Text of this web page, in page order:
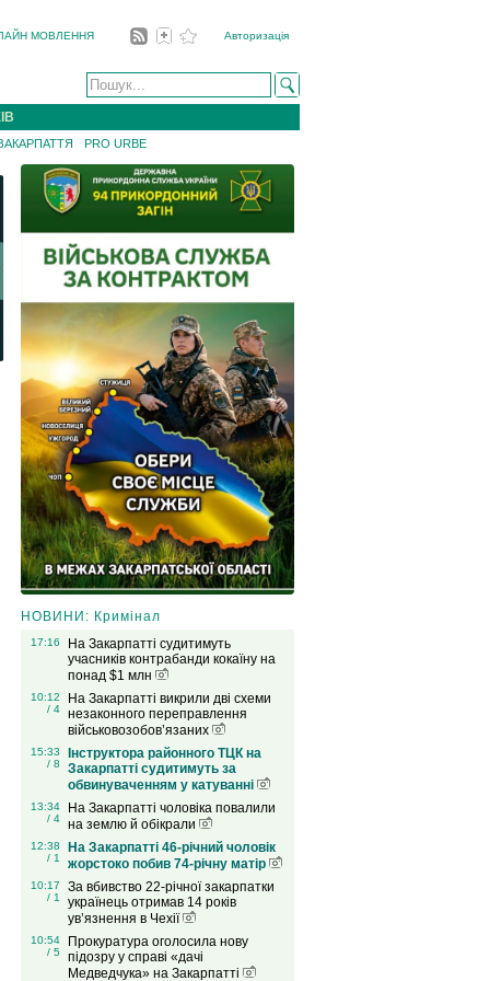
МОВЛЕННЯ Авторизація
PRO URBE
НОВИНИ: Кримінал
17:16
На Закарпатті судитимуть
учасників контрабанди кокаїну на
понад $1 млн
10:12
/ 4
На Закарпатті викрили дві схеми
незаконного переправлення
військовозобов’язаних
15:33
/ 8
Інструктора районного ТЦК на
Закарпатті судитимуть за
обвинуваченням у катуванні
13:34
/ 4
На Закарпатті чоловіка повалили
на землю й обікрали
12:38
/ 1
На Закарпатті 46-річний чоловік
жорстоко побив 74-річну матір
10:17
/ 1
За вбивство 22-річної закарпатки
українець отримав 14 років
ув’язнення в Чехії
10:54
/ 5
Прокуратура оголосила нову
підозру у справі «дачі
Медведчука» на Закарпатті